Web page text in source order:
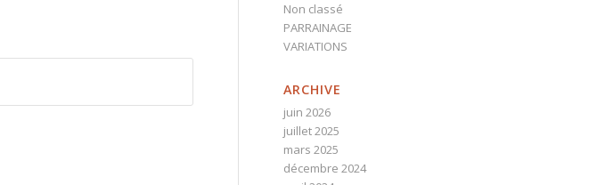
Non classé
PARRAINAGE
VARIATIONS
ARCHIVE
juin 2026
juillet 2025
mars 2025
décembre 2024